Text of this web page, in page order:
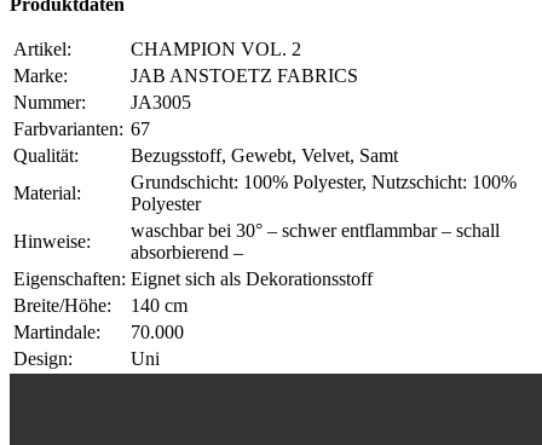
Artikel:
CHAMPION VOL. 2
Marke:
JAB ANSTOETZ FABRICS
Nummer:
JA3005
Farbvarianten: 67
Qualität:
Bezugsstoff, Gewebt, Velvet, Samt
Material:
Grundschicht: 100% Polyester, Nutzschicht: 100%
Polyester
Hinweise:
waschbar bei 30° – schwer entflammbar – schall
absorbierend –
Eigenschaften: Eignet sich als Dekorationsstoff
Breite/Höhe:
140 cm
Martindale:
70.000
Design:
Uni